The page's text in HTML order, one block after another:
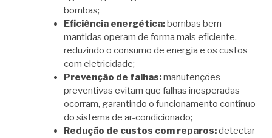
bombas;
Eficiência energética:bombas bem
mantidas operam de forma mais eficiente,
reduzindo o consumo de energia e os custos
com eletricidade;
Prevenção de falhas:manutenções
preventivas evitam que falhas inesperadas
ocorram, garantindo o funcionamento contínuo
do sistema de ar-condicionado;
Redução de custos com reparos:detectar